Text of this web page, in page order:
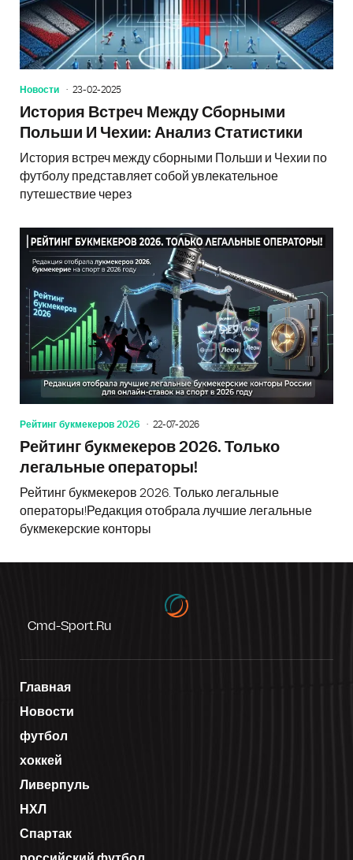
Новости 23-02-2025
История Встреч Между Сборными
Польши И Чехии: Анализ Статистики
История встреч между сборными Польши и Чехии по
футболу представляет собой увлекательное
путешествие через
Рейтинг букмекеров 2026 22-07-2026
Рейтинг букмекеров 2026. Только
легальные операторы!
Рейтинг букмекеров 2026. Только легальные
операторы!Редакция отобрала лучшие легальные
букмекерские конторы
Cmd-Sport.ru
Главная
Новости
футбол
хоккей
Ливерпуль
НХЛ
Спартак